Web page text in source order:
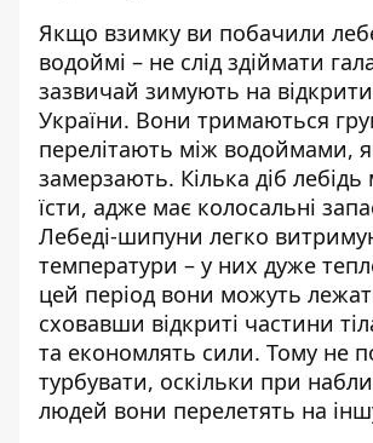
Якщо взимку ви побачили
водоймі – не слід здіймати
зазвичай зимують на
України. Вони тримаються
перелітають між водоймами,
замерзають. Кілька діб
їсти, адже має колосальні
Лебеді-шипуни легко
температури – у них дуже
цей період вони можуть
сховавши відкриті частини
та економлять сили. Тому не
турбувати, оскільки при
людей вони перелетять на